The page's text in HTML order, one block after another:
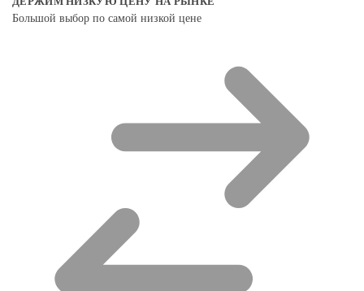
Большой выбор по самой низкой цене